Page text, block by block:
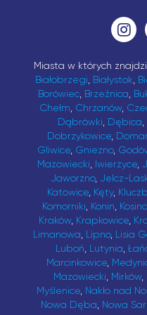
Miasta w których
Białobrzegi, Białystok,
Borówiec, Brzeźnica,
Chełm, Chrzanów,
Dąbrówki, Dębica,
Dobrzykowice,
Gliwice, Gniezno,
Mazowiecki, Iwierzyce,
Jaworzno, Jelcz-
Katowice, Kęty,
Komorniki, Konin, Kosina
Kraków, Krapkowice,
Limanowa, Lipno, Lisia
Luboń, Lutynia,
Marcinkowice,
Mazowiecki, Mirków,
Myślenice, Nakło nad
Nowa Dęba, Nowa